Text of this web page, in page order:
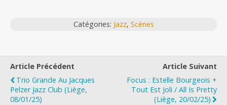
Catégories: Jazz, Scènes
Article Précédent
Trio Grande Au Jacques
Pelzer Jazz Club (Liège,
08/01/25)
Article Suivant
Focus : Estelle Bourgeois +
Tout Est Joli / All Is Pretty
(Liège, 20/02/25)